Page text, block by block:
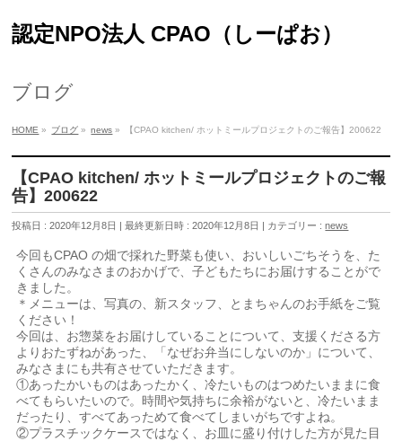
認定NPO法人 CPAO（しーぱお）
ブログ
HOME » ブログ » news » 【CPAO kitchen/ ホットミールプロジェクトのご報告】200622
【CPAO kitchen/ ホットミールプロジェクトのご報
告】200622
投稿日 : 2020年12月8日 最終更新日時 : 2020年12月8日 カテゴリー :news
今回もCPAO の畑で採れた野菜も使い、おいしいごちそうを、た
くさんのみなさまのおかげで、子どもたちにお届けすることがで
きました。
＊メニューは、写真の、新スタッフ、とまちゃんのお手紙をご覧
ください！
今回は、お惣菜をお届けしていることについて、支援くださる方
よりおたずねがあった、「なぜお弁当にしないのか」について、
みなさまにも共有させていただきます。
①あったかいものはあったかく、冷たいものはつめたいままに食
べてもらいたいので。時間や気持ちに余裕がないと、冷たいまま
だったり、すべてあっためて食べてしまいがちですよね。
②プラスチックケースではなく、お皿に盛り付けした方が見た目